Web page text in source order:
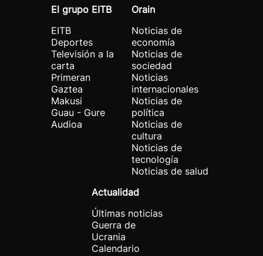
El grupo EITB
EITB
Deportes
Televisión a la
carta
Primeran
Gaztea
Makusi
Guau - Gure
Audioa
Orain
Noticias de
economía
Noticias de
sociedad
Noticias
internacionales
Noticias de
política
Noticias de
cultura
Noticias de
tecnología
Noticias de salud
Actualidad
Últimas noticias
Guerra de
Ucrania
Calendario